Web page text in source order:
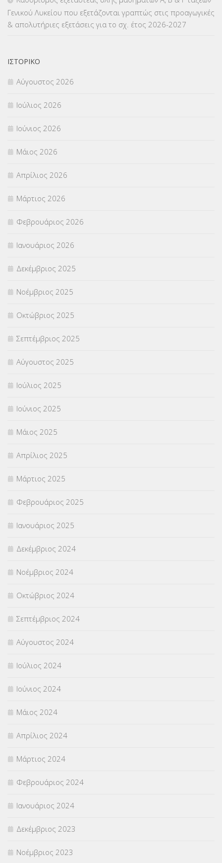
ΣΥΝΤΑΞΕΙΣ(12)
Γενικού Λυκείου που εξετάζονται γραπτώς στις προαγωγικές
& απολυτήριες εξετάσεις για το σχ. έτος 2026-2027
ΙΣΤΟΡΙΚΌ
Αύγουστος 2026
Ιούλιος 2026
Ιούνιος 2026
Μάιος 2026
Απρίλιος 2026
Μάρτιος 2026
Φεβρουάριος 2026
Ιανουάριος 2026
Δεκέμβριος 2025
Νοέμβριος 2025
Οκτώβριος 2025
Σεπτέμβριος 2025
Αύγουστος 2025
Ιούλιος 2025
Ιούνιος 2025
Μάιος 2025
Απρίλιος 2025
Μάρτιος 2025
Φεβρουάριος 2025
Ιανουάριος 2025
Δεκέμβριος 2024
Νοέμβριος 2024
Οκτώβριος 2024
Σεπτέμβριος 2024
Αύγουστος 2024
Ιούλιος 2024
Ιούνιος 2024
Μάιος 2024
Απρίλιος 2024
Μάρτιος 2024
Φεβρουάριος 2024
Ιανουάριος 2024
Δεκέμβριος 2023
Νοέμβριος 2023